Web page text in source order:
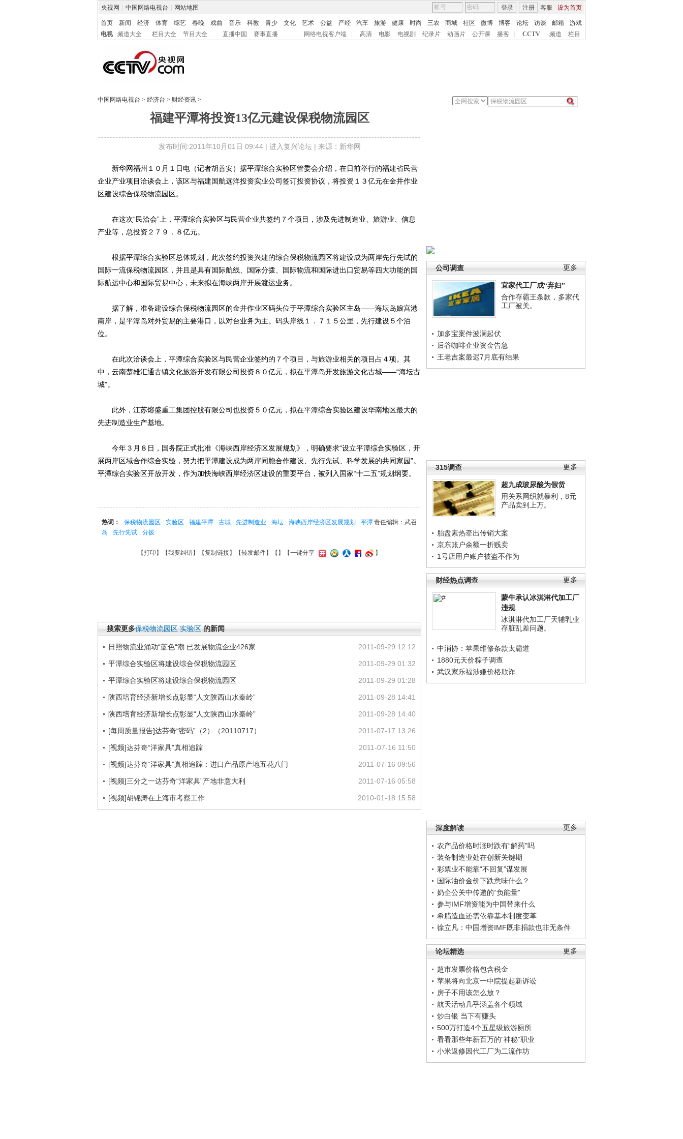
央视网 中国网络电视台 网站地图 客服 设为首页
登录 注册
首页 新闻 经济 体育 综艺 春晚 戏曲 音乐 科教 青少 文化 艺术 公益 产经 汽车 旅游 健康 时尚 三农 商城 社区 微博 博客 论坛 访谈 邮箱
游戏
电视
频道大全 栏目大全 节目大全 直播中国 赛事直播 网络电视客户端 高清 电影 电视剧 纪录片 动画片 公开课 播客 CCTV 频道 栏目
中国网络电视台 > 经济台 > 财经资讯 >
福建平潭将投资13亿元建设保税物流园区
发布时间:2011年10月01日 09:44 | 进入复兴论坛| 来源：新华网
更多
公司调查
宜家代工厂成“弃妇”
合作存霸王条款，多家代
工厂被关。
加多宝案件波澜起伏
后谷咖啡企业资金告急
王老吉案最迟7月底有结果
更多
315调查
超九成玻尿酸为假货
用关系网织就暴利，8元
产品卖到上万。
胎盘素热牵出传销大案
京东账户余额一折贱卖
1号店用户账户被盗不作为
更多
财经热点调查
蒙牛承认冰淇淋代加工厂
违规
冰淇淋代加工厂天辅乳业
存脏乱差问题。
中消协：苹果维修条款太霸道
1880元天价粽子调查
武汉家乐福涉嫌价格欺诈
更多
深度解读
农产品价格时涨时跌有“解药”吗
装备制造业处在创新关键期
彩票业不能靠“不回复”谋发展
国际油价金价下跌意味什么？
奶企公关中传递的“负能量”
参与IMF增资能为中国带来什么
希腊造血还需依靠基本制度变革
徐立凡：中国增资IMF既非捐款也非无条件
更多
论坛精选
超市发票价格包含税金
苹果将向北京一中院提起新诉讼
房子不用该怎么放？
航天活动几乎涵盖各个领域
炒白银 当下有赚头
500万打造4个五星级旅游厕所
看看那些年薪百万的“神秘”职业
小米返修因代工厂为二流作坊
新华网福州１０月１日电（记者胡善安）据平潭综合实验区管委会介绍，在日前举行的福建省民营
企业产业项目洽谈会上，该区与福建国航远洋投资实业公司签订投资协议，将投资１３亿元在金井作业
区建设综合保税物流园区。
在这次“民洽会”上，平潭综合实验区与民营企业共签约７个项目，涉及先进制造业、旅游业、信息
产业等，总投资２７９．８亿元。
根据平潭综合实验区总体规划，此次签约投资兴建的综合保税物流园区将建设成为两岸先行先试的
国际一流保税物流园区，并且是具有国际航线、国际分拨、国际物流和国际进出口贸易等四大功能的国
际航运中心和国际贸易中心，未来拟在海峡两岸开展渡运业务。
据了解，准备建设综合保税物流园区的金井作业区码头位于平潭综合实验区主岛——海坛岛娘宫港
南岸，是平潭岛对外贸易的主要港口，以对台业务为主。码头岸线１．７１５公里，先行建设５个泊
位。
在此次洽谈会上，平潭综合实验区与民营企业签约的７个项目，与旅游业相关的项目占４项。其
中，云南楚雄汇通古镇文化旅游开发有限公司投资８０亿元，拟在平潭岛开发旅游文化古城——“海坛古
城”。
此外，江苏熔盛重工集团控股有限公司也投资５０亿元，拟在平潭综合实验区建设华南地区最大的
先进制造业生产基地。
今年３月８日，国务院正式批准《海峡西岸经济区发展规划》，明确要求“设立平潭综合实验区，开
展两岸区域合作综合实验，努力把平潭建设成为两岸同胞合作建设、先行先试、科学发展的共同家园”。
平潭综合实验区开放开发，作为加快海峡西岸经济区建设的重要平台，被列入国家“十二五”规划纲要。
责任编辑：武召
热词： 保税物流园区 实验区 福建平潭 古城 先进制造业 海坛 海峡西岸经济区发展规划
平潭
岛
先行先试 分拨
【打印 】【我要纠错】【复制链接】【转发邮件】【 】 【一键分享 】
搜索更多保税物流园区 实验区 的新闻
2011-09-29 12:12
日照物流业涌动“蓝色“潮 已发展物流企业426家
2011-09-29 01:32
平潭综合实验区将建设综合保税物流园区
2011-09-29 01:28
平潭综合实验区将建设综合保税物流园区
2011-09-28 14:41
陕西培育经济新增长点彰显“人文陕西山水秦岭”
2011-09-28 14:40
陕西培育经济新增长点彰显“人文陕西山水秦岭”
2011-07-17 13:26
[每周质量报告]达芬奇“密码”（2）（20110717）
2011-07-16 11:50
[视频]达芬奇“洋家具”真相追踪
2011-07-16 09:56
[视频]达芬奇“洋家具”真相追踪：进口产品原产地五花八门
2011-07-16 05:58
[视频]三分之一达芬奇“洋家具”产地非意大利
2010-01-18 15:58
[视频]胡锦涛在上海市考察工作